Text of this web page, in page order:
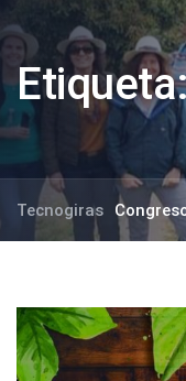
Tecnogiras